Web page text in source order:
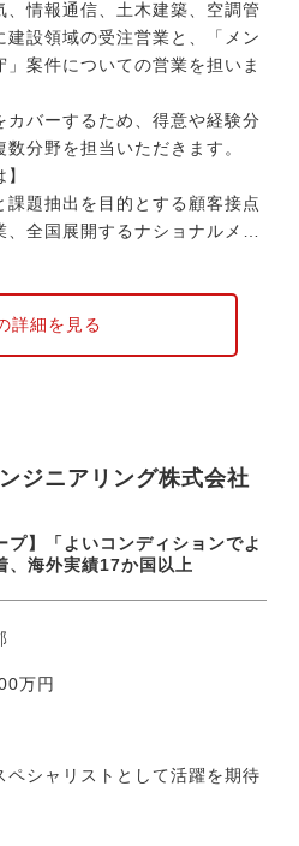
、情報通信、土木建築、空調管
建設領域の受注営業と、「メン
」案件についての営業を担いま
カバーするため、得意や経験分
数分野を担当いただきます。
課題抽出を目的とする顧客接点
全国展開するナショナルメー
ど社内外との折衝調整、見積提
するチームがあり適性に応じ
います。宿泊を伴う短期出張
があります。
名、社全体では約100名が営業
詳細を見る
ジニアリング株式会社
プ】「よいコンディションでよ
、海外実績17か国以上
万円
ペシャリストとして活躍を期待